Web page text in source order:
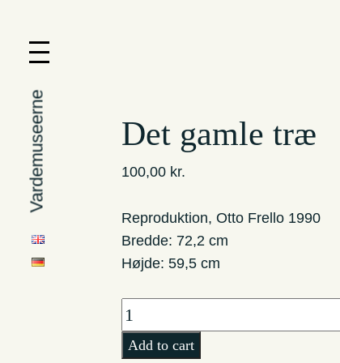
Vardemuseerne Det gamle træ
100,00 kr.
Reproduktion, Otto Frello 1990
Bredde: 72,2 cm
Højde: 59,5 cm
Det
gamle
træ
Add to cart